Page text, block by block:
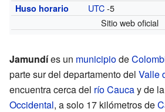
Huso horario UTC-5
Sitio web oficial
Jamundíes un municipiode
parte sur del departamento del Valle
encuentra cerca del río Caucay de la
Occidental, a solo 17 kilómetros de